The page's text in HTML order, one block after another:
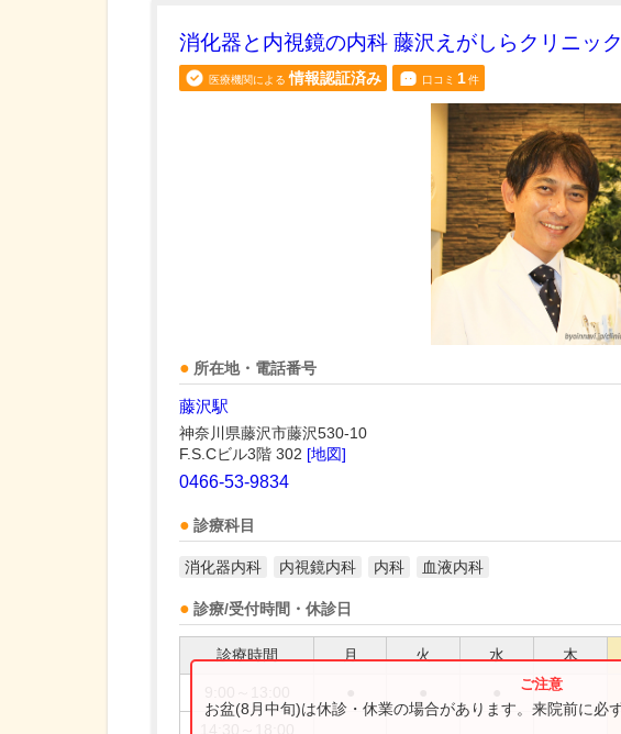
消化器と内視鏡の内科 藤沢えがしらクリニック
医療機関による 情報認証済み 口コミ 1件
所在地・電話番号
藤沢駅
神奈川県藤沢市藤沢530-10
F.S.Cビル3階 302 [地図]
0466-53-9834
診療科目
消化器内科 内視鏡内科 内科 血液内科
診療/受付時間・休診日
診療時間 月 火 水 木
お盆(8月中旬)は休診・休業の場合があります。来院前に必